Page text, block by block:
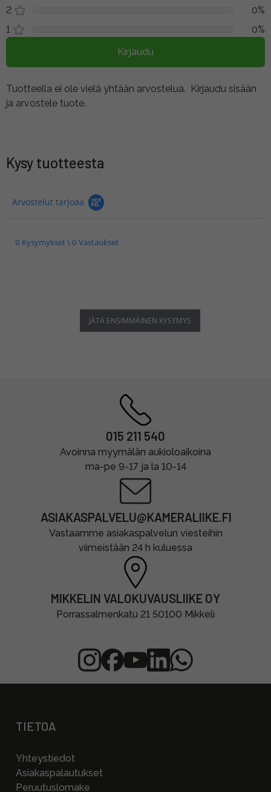
2
0%
1
0%
Kirjaudu
Tuotteella ei ole vielä yhtään arvostelua. Kirjaudu sisään
ja arvostele tuote.
Kysy tuotteesta
Arvostelut tarjoaa
0 Kysymykset \ 0 Vastaukset
JÄTÄ ENSIMMÄINEN KYSYMYS
015 211 540
Avoinna myymälän aukioloaikoina
ma-pe 9-17 ja la 10-14
ASIAKASPALVELU@KAMERALIIKE.FI
Vastaamme asiakaspalvelun viesteihin
viimeistään 24 h kuluessa
MIKKELIN VALOKUVAUSLIIKE OY
Porrassalmenkatu 21 50100 Mikkeli
TIETOA
Yhteystiedot
Asiakaspalautukset
Peruutuslomake